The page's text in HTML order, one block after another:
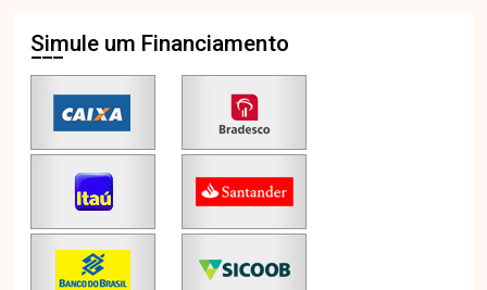
Simule um Financiamento